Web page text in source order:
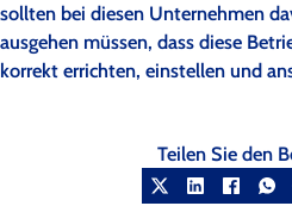
sollten bei diesen Unternehmen
ausgehen müssen, dass diese
korrekt errichten, einstellen und
Teilen Sie den